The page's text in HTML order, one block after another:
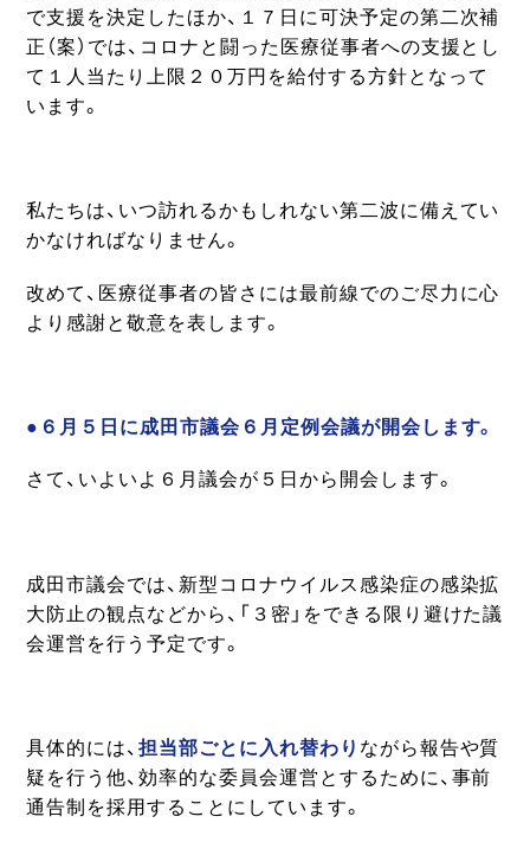
で支援を決定したほか、１７日に可決予定の第二次補
正（案）では、コロナと闘った医療従事者への支援とし
て１人当たり上限２０万円を給付する方針となって
います。
私たちは、いつ訪れるかもしれない第二波に備えてい
かなければなりません。
改めて、医療従事者の皆さには最前線でのご尽力に心
より感謝と敬意を表します。
●６月５日に成田市議会６月定例会議が開会します。
さて、いよいよ６月議会が５日から開会します。
成田市議会では、新型コロナウイルス感染症の感染拡
大防止の観点などから、「３密」をできる限り避けた議
会運営を行う予定です。
具体的には、担当部ごとに入れ替わり ながら報告や質
疑を行う他、効率的な委員会運営とするために、事前
通告制を採用することにしています。